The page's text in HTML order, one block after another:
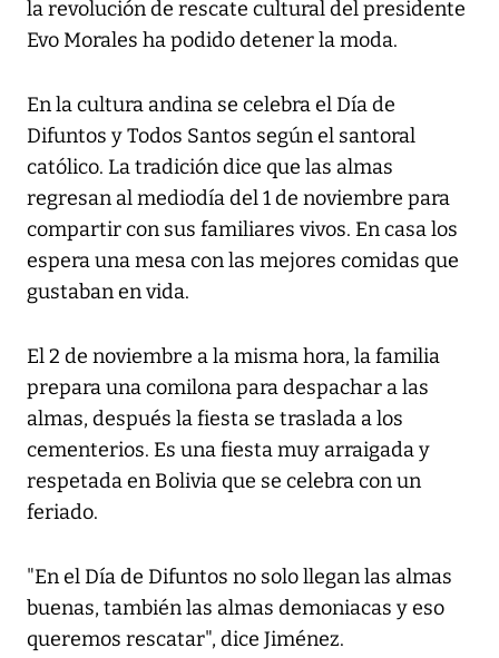
la revolución de rescate cultural del presidente
Evo Morales ha podido detener la moda.
En la cultura andina se celebra el Día de
Difuntos y Todos Santos según el santoral
católico. La tradición dice que las almas
regresan al mediodía del 1 de noviembre para
compartir con sus familiares vivos. En casa los
espera una mesa con las mejores comidas que
gustaban en vida.
El 2 de noviembre a la misma hora, la familia
prepara una comilona para despachar a las
almas, después la fiesta se traslada a los
cementerios. Es una fiesta muy arraigada y
respetada en Bolivia que se celebra con un
feriado.
"En el Día de Difuntos no solo llegan las almas
buenas, también las almas demoniacas y eso
queremos rescatar", dice Jiménez.